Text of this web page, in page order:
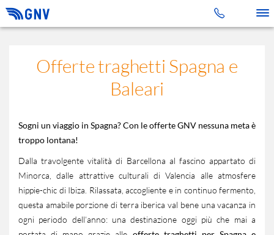
Offerte traghetti Spagna e
Baleari
Sogni un viaggio in Spagna? Con le offerte GNV nessuna meta è
troppo lontana!
Dalla travolgente vitalità di Barcellona al fascino appartato di
Minorca, dalle attrattive culturali di Valencia alle atmosfere
hippie-chic di Ibiza. Rilassata, accogliente e in continuo fermento,
questa amabile porzione di terra iberica val bene una vacanza in
ogni periodo dell’anno: una destinazione oggi più che mai a